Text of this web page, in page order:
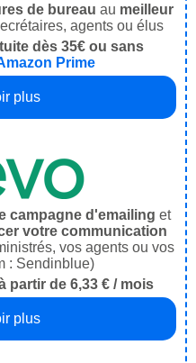
de bureau au meilleur
agents ou élus
dès 35€ ou sans
Prime
plus
campagne d'emailing et
votre communication
vos agents ou vos
: Sendinblue)
partir de 6,33 € / mois
plus